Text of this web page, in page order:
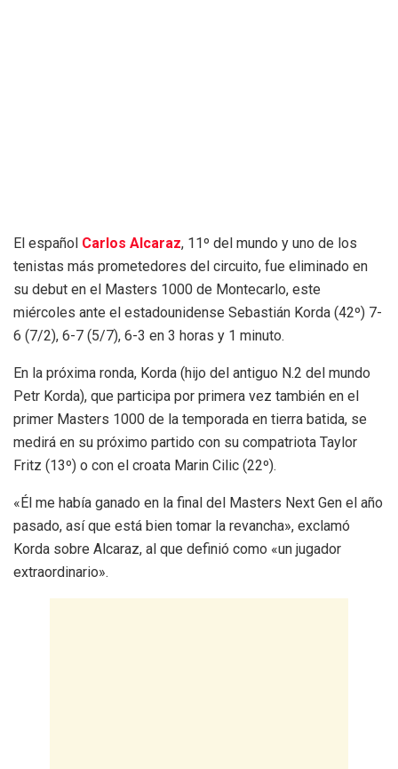
El español Carlos Alcaraz, 11º del mundo y uno de los
tenistas más prometedores del circuito, fue eliminado en
su debut en el Masters 1000 de Montecarlo, este
miércoles ante el estadounidense Sebastián Korda (42º) 7-
6 (7/2), 6-7 (5/7), 6-3 en 3 horas y 1 minuto.
En la próxima ronda, Korda (hijo del antiguo N.2 del mundo
Petr Korda), que participa por primera vez también en el
primer Masters 1000 de la temporada en tierra batida, se
medirá en su próximo partido con su compatriota Taylor
Fritz (13º) o con el croata Marin Cilic (22º).
«Él me había ganado en la final del Masters Next Gen el año
pasado, así que está bien tomar la revancha», exclamó
Korda sobre Alcaraz, al que definió como «un jugador
extraordinario».